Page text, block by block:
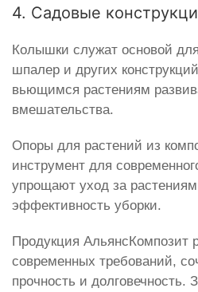
4. Садовые
Колышки служат основой
шпалер и других
вьющимся растениям
вмешательства.
Опоры для растений из
инструмент для
упрощают уход за
эффективность уборки.
Продукция АльянсКомпозит
современных требований,
прочность и долговечность.